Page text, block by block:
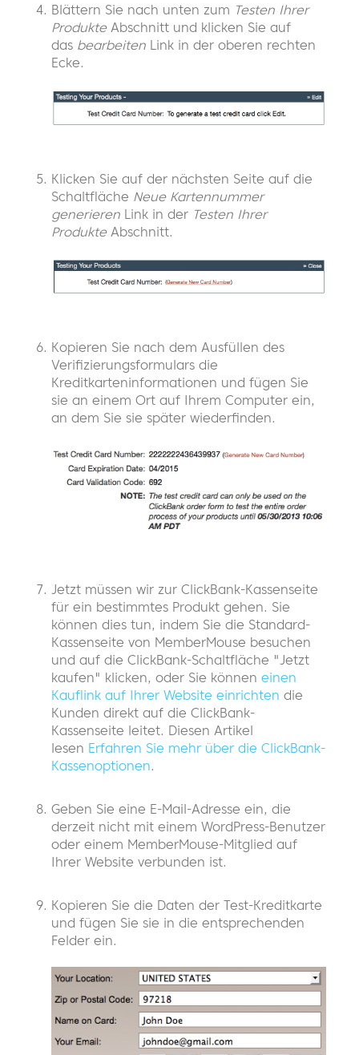
Blättern Sie nach unten zum Testen Ihrer
ProdukteAbschnitt und klicken Sie auf
das bearbeiten Link in der oberen rechten
Ecke.
Klicken Sie auf der nächsten Seite auf die
Schaltfläche Neue Kartennummer
generieren Link in der Testen Ihrer
ProdukteAbschnitt.
Kopieren Sie nach dem Ausfüllen des
Verifizierungsformulars die
Kreditkarteninformationen und fügen Sie
sie an einem Ort auf Ihrem Computer ein,
an dem Sie sie später wiederfinden.
Jetzt müssen wir zur ClickBank-Kassenseite
für ein bestimmtes Produkt gehen. Sie
können dies tun, indem Sie die Standard-
Kassenseite von MemberMouse besuchen
und auf die ClickBank-Schaltfläche "Jetzt
kaufen" klicken, oder Sie können einen
Kauflink auf Ihrer Website einrichten die
Kunden direkt auf die ClickBank-
Kassenseite leitet. Diesen Artikel
lesen Erfahren Sie mehr über die ClickBank-
Kassenoptionen.
Geben Sie eine E-Mail-Adresse ein, die
derzeit nicht mit einem WordPress-Benutzer
oder einem MemberMouse-Mitglied auf
Ihrer Website verbunden ist.
Kopieren Sie die Daten der Test-Kreditkarte
und fügen Sie sie in die entsprechenden
Felder ein.